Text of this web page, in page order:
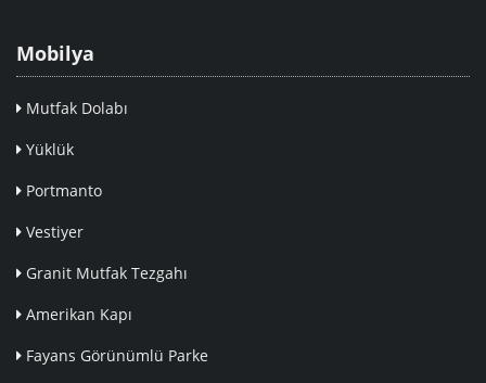
Mobilya
Mutfak Dolabı
Yüklük
Portmanto
Vestiyer
Granit Mutfak Tezgahı
Amerikan Kapı
Fayans Görünümlü Parke